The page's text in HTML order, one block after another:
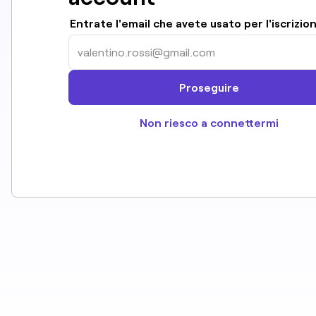
Entrate l'email che avete usato per
Proseguire
Non riesco a connettermi